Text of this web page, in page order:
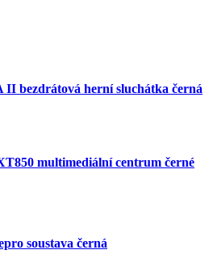
II bezdrátová herní sluchátka černá
multimediální centrum černé
soustava černá